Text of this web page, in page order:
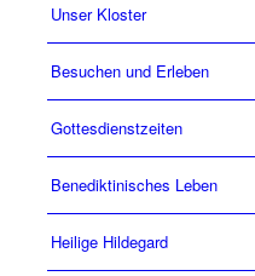
Unser Kloster
Besuchen und Erleben
Gottesdienstzeiten
Benediktinisches Leben
Heilige Hildegard